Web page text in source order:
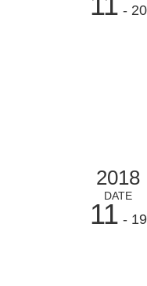
- 20
2018
DATE
11 - 19